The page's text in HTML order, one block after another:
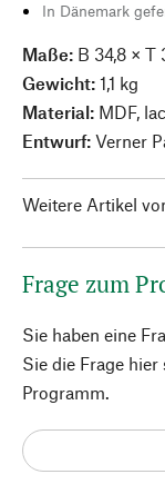
In Dänemark
Maße: B 34,8 × T
Gewicht: 1,1 kg
Material: MDF,
Entwurf: Verner
Weitere Artikel
Frage zum
Sie haben eine
Sie die Frage
Programm.